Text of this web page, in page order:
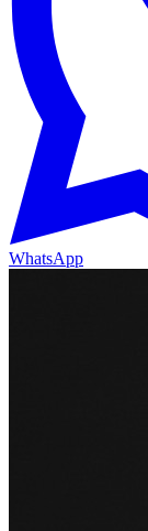
WhatsApp